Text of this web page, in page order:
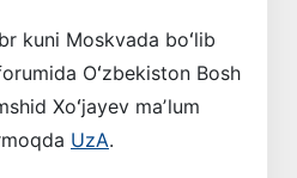
kuni Moskvada boʻlib
Oʻzbekiston Bosh
Xoʻjayev maʼlum
UzA.